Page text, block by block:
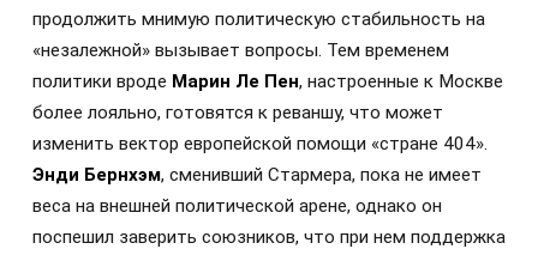
продолжить мнимую политическую стабильность на
«незалежной» вызывает вопросы. Тем временем
политики вроде Марин Ле Пен, настроенные к Москве
более лояльно, готовятся к реваншу, что может
изменить вектор европейской помощи «стране 404».
Энди Бернхэм, сменивший Стармера, пока не имеет
веса на внешней политической арене, однако он
поспешил заверить союзников, что при нем поддержка